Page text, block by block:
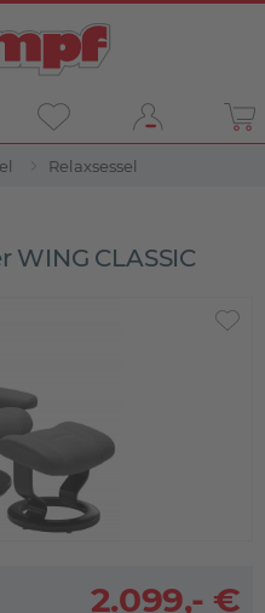
Relaxsessel
WING CLASSIC
2.099,- €